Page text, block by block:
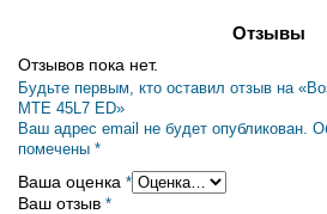
Отзывы
Отзывов пока нет.
Будьте первым, кто оставил отзыв на
MTE 45L7 ED»
Ваш адрес email не будет опубликован.
помечены *
Ваша оценка *
Ваш отзыв *